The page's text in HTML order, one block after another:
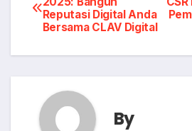
navigation
Reputasi Digital Anda
Bersama CLAV Digital
By